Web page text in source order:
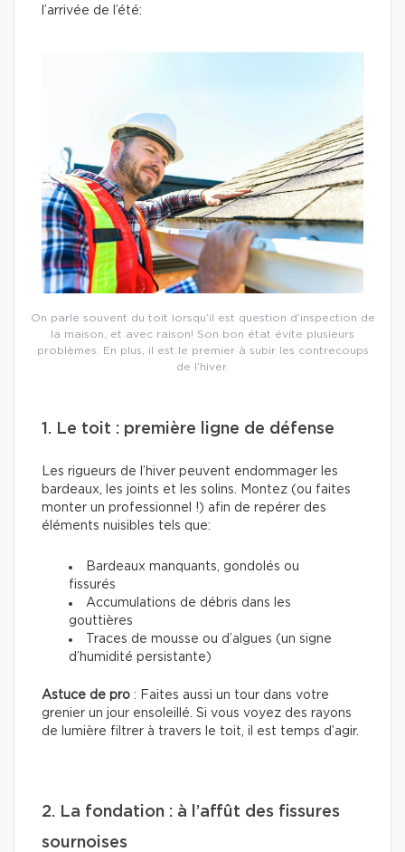
l’arrivée de l’été:
On parle souvent du toit lorsqu’il est question d’inspection de
la maison, et avec raison! Son bon état évite plusieurs
problèmes. En plus, il est le premier à subir les contrecoups
de l’hiver.
1. Le toit : première ligne de défense
Les rigueurs de l’hiver peuvent endommager les
bardeaux, les joints et les solins. Montez (ou faites
monter un professionnel !) afin de repérer des
éléments nuisibles tels que:
Bardeaux manquants, gondolés ou
fissurés
Accumulations de débris dans les
gouttières
Traces de mousse ou d’algues (un signe
d’humidité persistante)
Astuce de pro : Faites aussi un tour dans votre
grenier un jour ensoleillé. Si vous voyez des rayons
de lumière filtrer à travers le toit, il est temps d’agir.
2. La fondation : à l’affût des fissures
sournoises